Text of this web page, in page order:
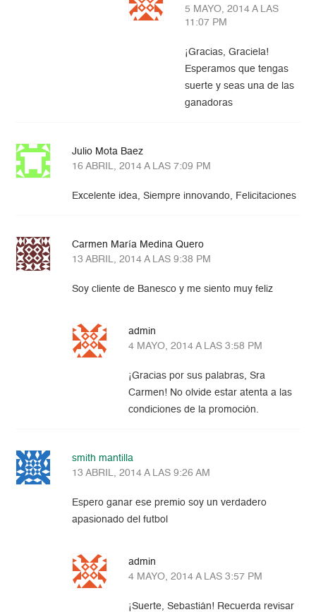
5 MAYO, 2014 A LAS
11:07 PM
¡Gracias, Graciela!
Esperamos que tengas
suerte y seas una de las
ganadoras
Julio Mota Baez
16 ABRIL, 2014 A LAS 7:09 PM
Excelente idea, Siempre innovando, Felicitaciones
Carmen María Medina Quero
13 ABRIL, 2014 A LAS 9:38 PM
Soy cliente de Banesco y me siento muy feliz
admin
4 MAYO, 2014 A LAS 3:58 PM
¡Gracias por sus palabras, Sra
Carmen! No olvide estar atenta a las
condiciones de la promoción.
smith mantilla
13 ABRIL, 2014 A LAS 9:26 AM
Espero ganar ese premio soy un verdadero
apasionado del futbol
admin
4 MAYO, 2014 A LAS 3:57 PM
¡Suerte, Sebastián! Recuerda revisar